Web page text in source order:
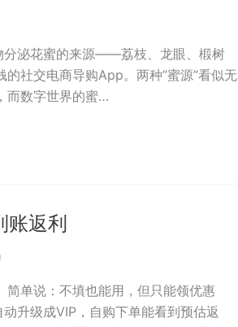
分泌花蜜的来源——荔枝、龙眼、椴树
社交电商导购App。两种”蜜源”看似无
而数字世界的蜜…
返利
单说：不填也能用，但只能领优惠
升级成VIP，自购下单能看到预估返